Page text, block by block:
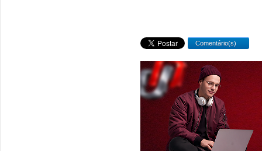
Comentário(s)